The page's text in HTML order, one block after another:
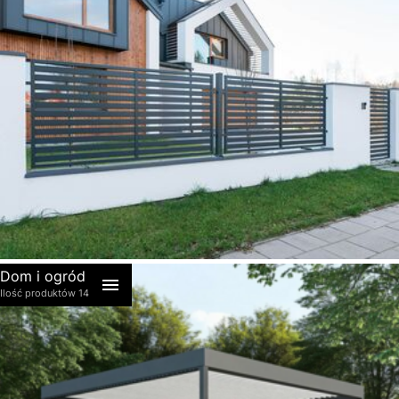
akcesoria
Dom i ogród
Ilość produktów 14